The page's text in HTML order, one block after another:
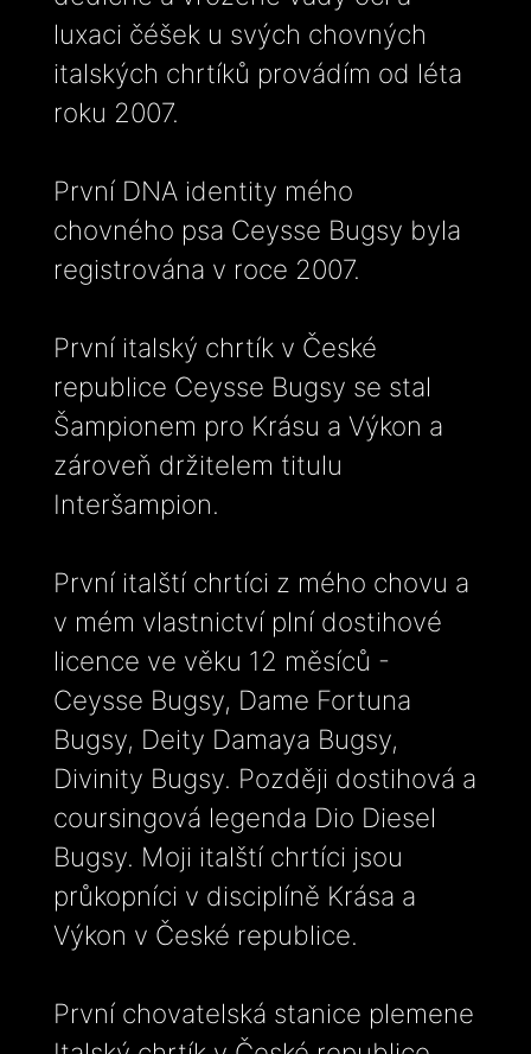
luxaci čéšek u svých chovných
italských chrtíků provádím od léta
roku 2007.
První DNA identity mého
chovného psa Ceysse Bugsy byla
registrována v roce 2007.
První italský chrtík v České
republice Ceysse Bugsy se stal
Šampionem pro Krásu a Výkon a
zároveň držitelem titulu
Interšampion.
První italští chrtíci z mého chovu a
v mém vlastnictví plní dostihové
licence ve věku 12 měsíců -
Ceysse Bugsy, Dame Fortuna
Bugsy, Deity Damaya Bugsy,
Divinity Bugsy. Později dostihová a
coursingová legenda Dio Diesel
Bugsy. Moji italští chrtíci jsou
průkopníci v disciplíně Krása a
Výkon v České republice.
První chovatelská stanice plemene